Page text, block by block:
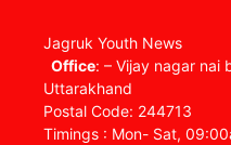
Jagruk Youth News
Office: – Vijay nagar nai
Uttarakhand
Postal Code: 244713
Timings : Mon- Sat,